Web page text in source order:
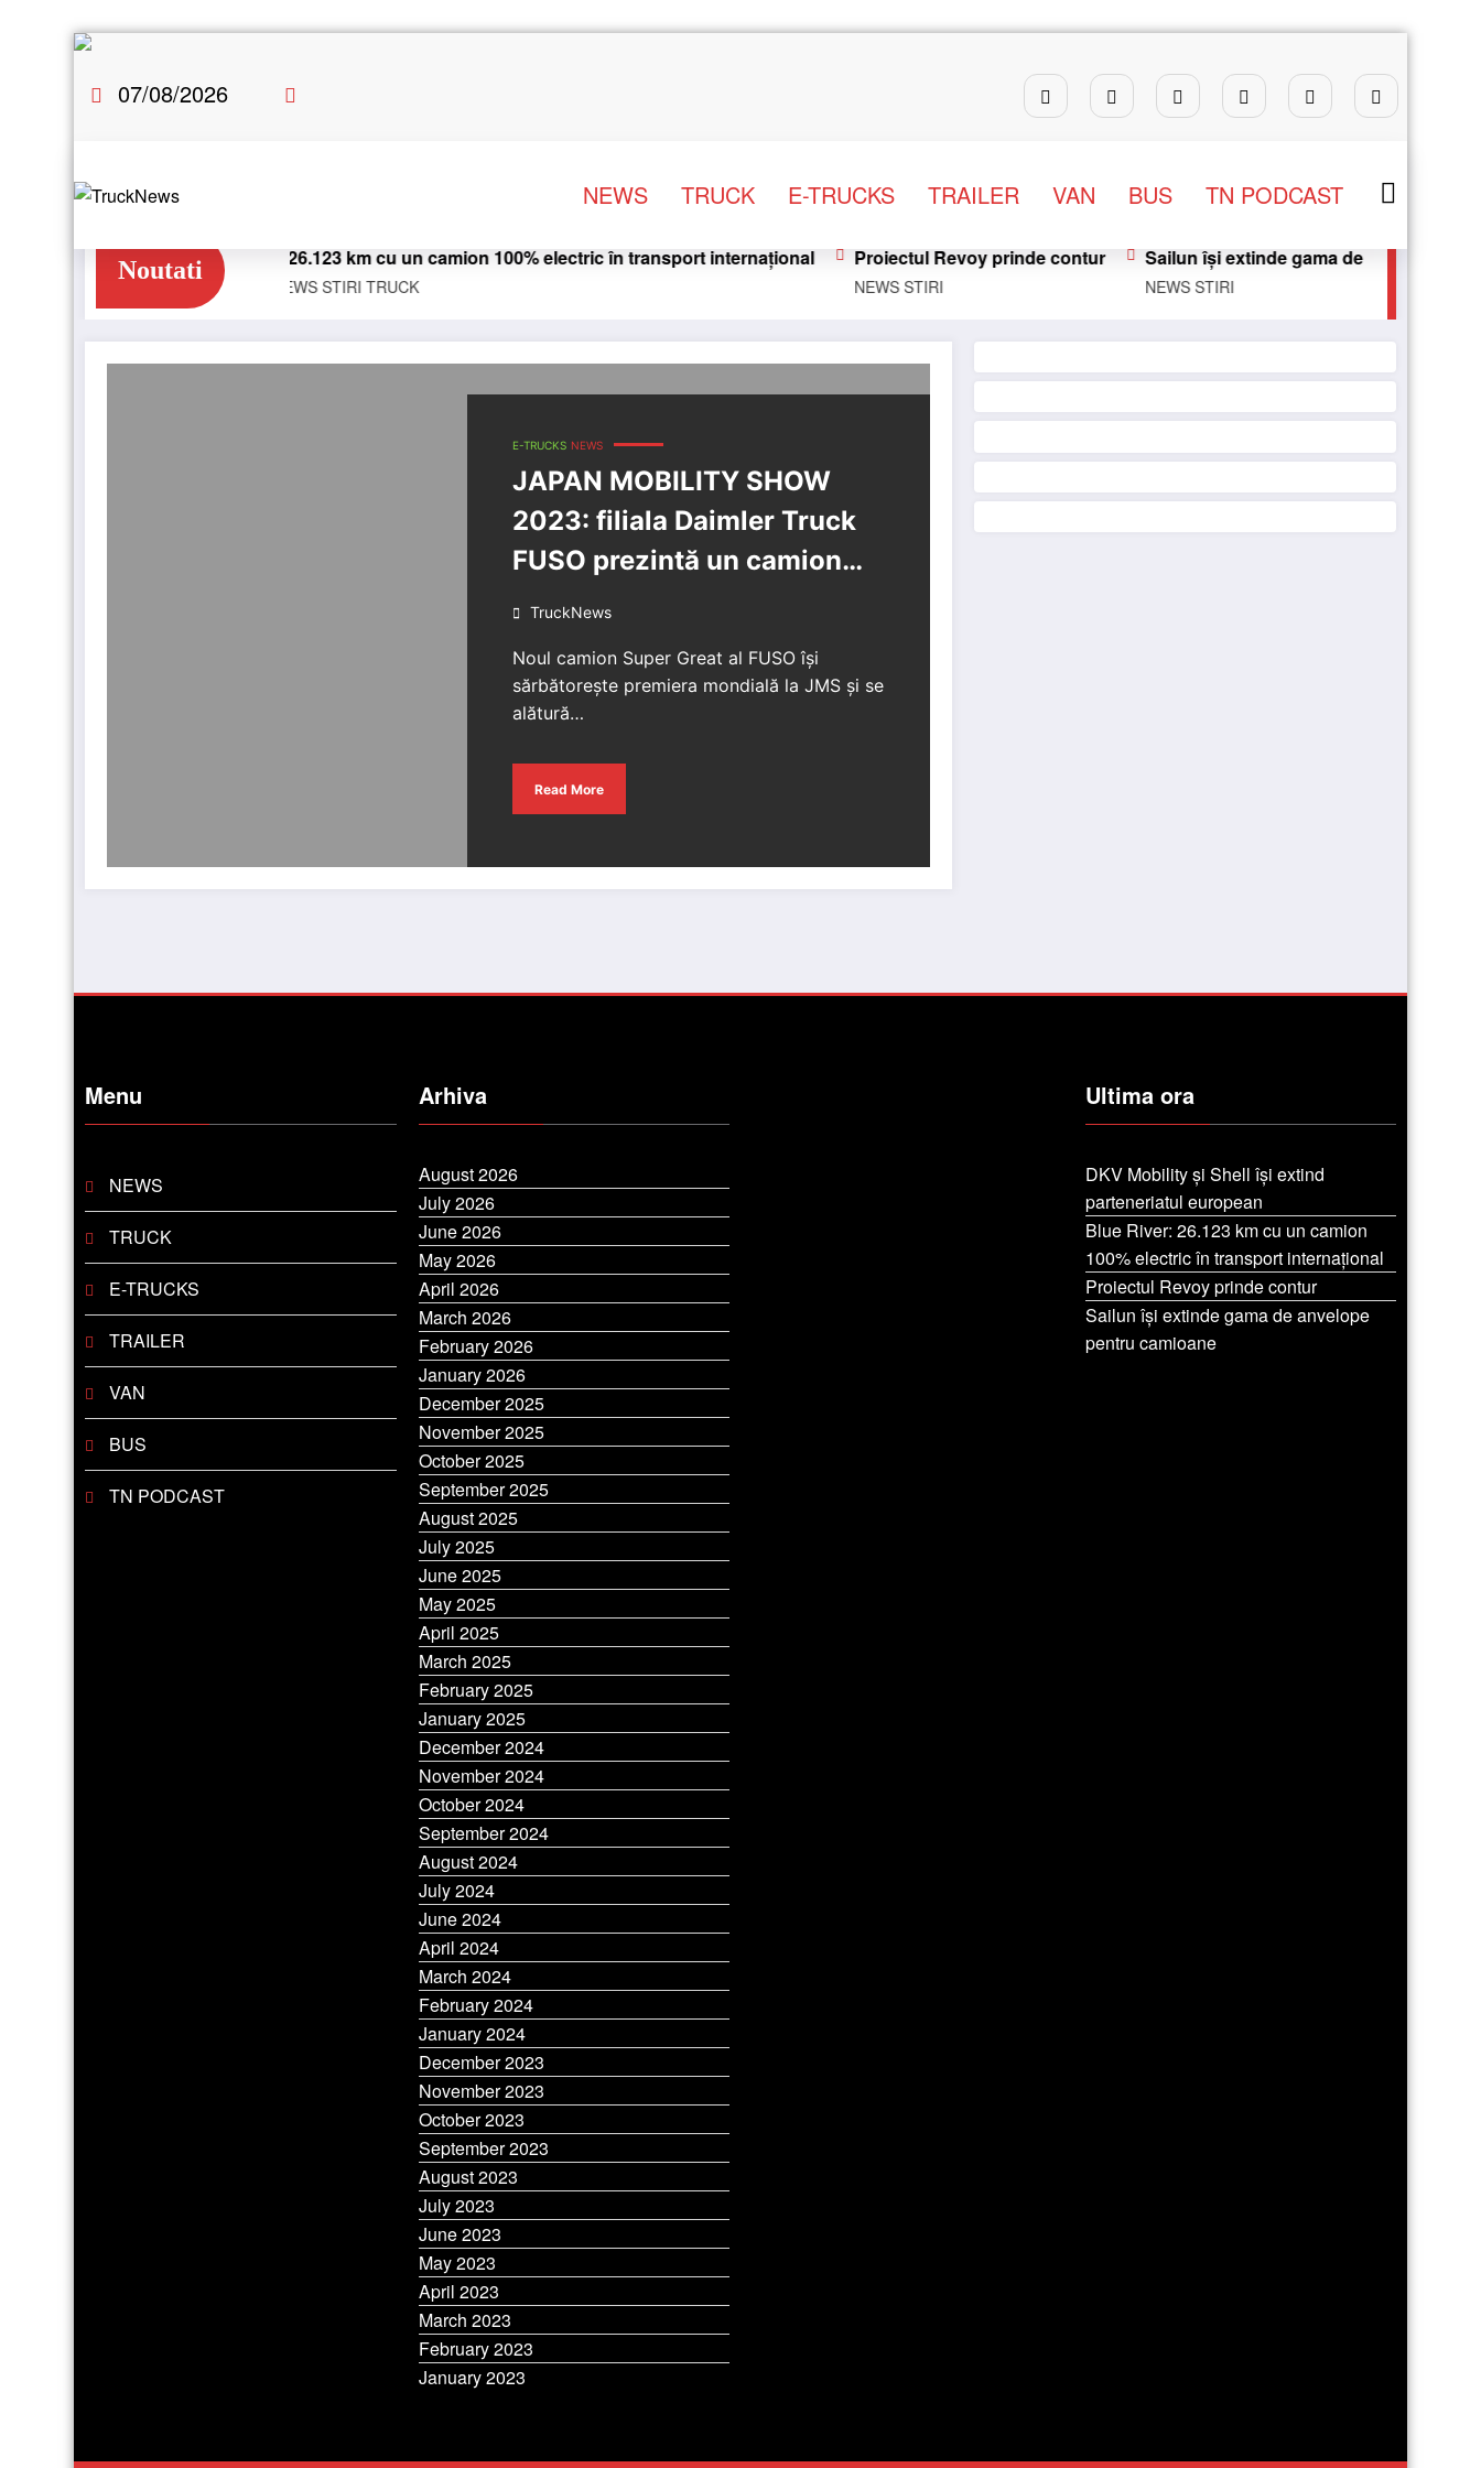
Skip
content07/08/2026
NEWS TRUCK E-TRUCKS TRAILER VAN BUS TN PODCAST
Noutati
european Blue River: 26.123 km cu un camion 100% electric în transport internațional
NEWS STIRI TRUCK
Proiectul Revoy prinde contur
STIRI
Sailun își extinde gama de anvelope pentru
STIRI
JAPAN MOBILITY SHOW 2023: filiala Daimler Truck FUSO prezintă un camion greu remodelat complet, Super Great
E-TRUCKS NEWS
JAPAN MOBILITY SHOW
2023: filiala Daimler Truck
FUSO prezintă un camion
greu remodelat complet,
TruckNews
Noul camion Super Great al FUSO își
sărbătorește premiera mondială la JMS și se
alătură…
Read More
Menu
NEWS
TRUCK
E-TRUCKS
TRAILER
VAN
BUS
TN PODCAST
Arhiva
August 2026
July 2026
June 2026
May 2026
April 2026
March 2026
February 2026
January 2026
December 2025
November 2025
October 2025
September 2025
August 2025
July 2025
June 2025
May 2025
April 2025
March 2025
February 2025
January 2025
December 2024
November 2024
October 2024
September 2024
August 2024
July 2024
June 2024
April 2024
March 2024
February 2024
January 2024
December 2023
November 2023
October 2023
September 2023
August 2023
July 2023
June 2023
May 2023
April 2023
March 2023
February 2023
January 2023
Ultima ora
DKV Mobility și Shell își extind
parteneriatul european
Blue River: 26.123 km cu un camion
100% electric în transport internațional
Proiectul Revoy prinde contur
Sailun își extinde gama de anvelope
pentru camioane